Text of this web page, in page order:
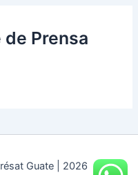
de Prensa
Guate | 2026